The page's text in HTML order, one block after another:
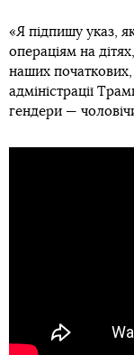
«Я підпишу указ,
операціям на
наших початкових,
адміністрації
гендери —